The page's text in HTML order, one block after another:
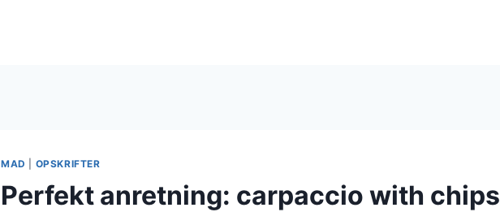
MAD OPSKRIFTER
Perfekt anretning: carpaccio with chips